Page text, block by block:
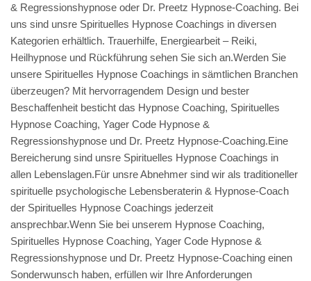
& Regressionshypnose oder Dr. Preetz Hypnose-Coaching. Bei
uns sind unsre Spirituelles Hypnose Coachings in diversen
Kategorien erhältlich. Trauerhilfe, Energiearbeit – Reiki,
Heilhypnose und Rückführung sehen Sie sich an.Werden Sie
unsere Spirituelles Hypnose Coachings in sämtlichen Branchen
überzeugen? Mit hervorragendem Design und bester
Beschaffenheit besticht das Hypnose Coaching, Spirituelles
Hypnose Coaching, Yager Code Hypnose &
Regressionshypnose und Dr. Preetz Hypnose-Coaching.Eine
Bereicherung sind unsre Spirituelles Hypnose Coachings in
allen Lebenslagen.Für unsre Abnehmer sind wir als traditioneller
spirituelle psychologische Lebensberaterin & Hypnose-Coach
der Spirituelles Hypnose Coachings jederzeit
ansprechbar.Wenn Sie bei unserem Hypnose Coaching,
Spirituelles Hypnose Coaching, Yager Code Hypnose &
Regressionshypnose und Dr. Preetz Hypnose-Coaching einen
Sonderwunsch haben, erfüllen wir Ihre Anforderungen